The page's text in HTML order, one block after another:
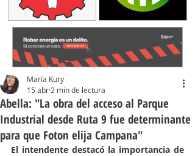
Abella: "La obra del acceso al Parque
Industrial desde Ruta 9 fue determinante
para que Foton elija Campana"
María Kury
15 abr 2 min de lectura
El intendente destacó la importancia de